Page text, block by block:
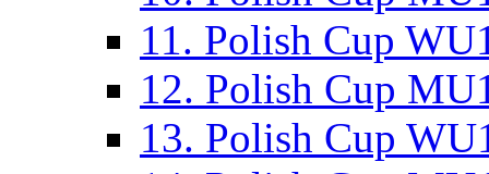
11. Polish Cup
12. Polish Cup
13. Polish Cup